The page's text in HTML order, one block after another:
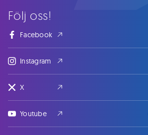
Följ oss!
Facebook
Instagram
X
Youtube